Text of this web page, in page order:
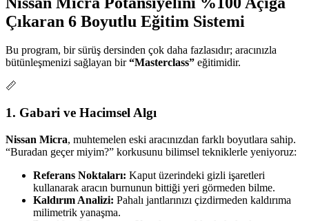
Çıkaran 6 Boyutlu Eğitim Sistemi
Bu program, bir sürüş dersinden çok daha fazlasıdır; aracınızla
bütünleşmenizi sağlayan bir“Masterclass” eğitimidir.
📏
1. Gabari ve Hacimsel Algı
Nissan Micra, muhtemelen eski aracınızdan farklı boyutlara sahip.
“Buradan geçer miyim?” korkusunu bilimsel tekniklerle yeniyoruz:
Referans Noktaları: Kaput üzerindeki gizli işaretleri
kullanarak aracın burnunun bittiği yeri görmeden bilme.
Kaldırım Analizi: Pahalı jantlarınızı çizdirmeden kaldırıma
milimetrik yanaşma.